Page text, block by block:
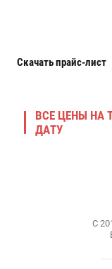
Скачать прайс-лист
ВСЕ ЦЕНЫ НА
ДАТУ
С